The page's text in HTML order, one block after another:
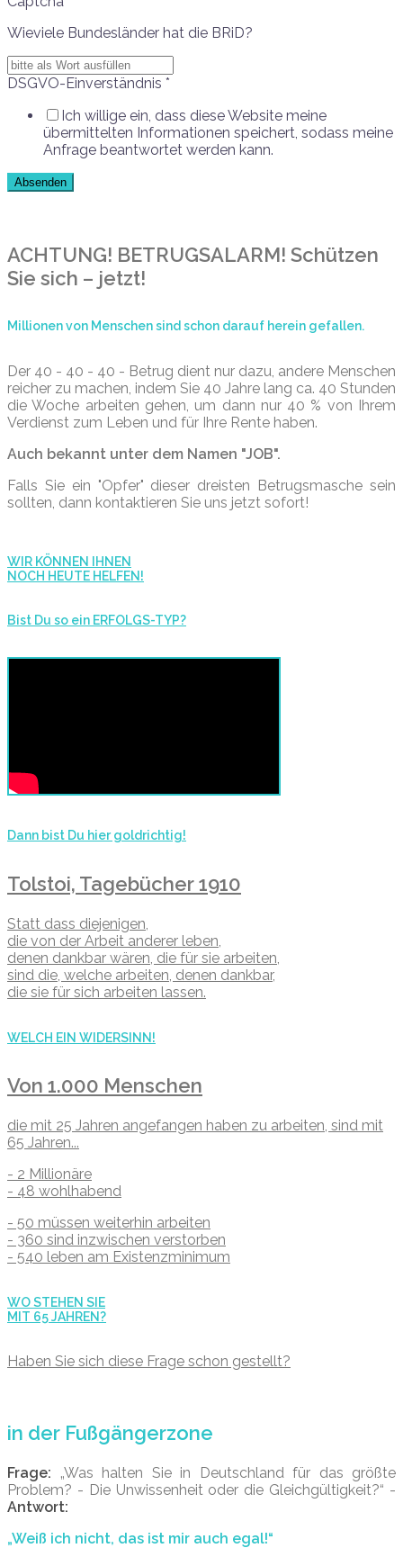
Wieviele Bundesländer hat die BRiD?
DSGVO-Einverständnis *
Ich willige ein, dass diese Website meine
übermittelten Informationen speichert, sodass meine
Anfrage beantwortet werden kann.
Absenden
ACHTUNG! BETRUGSALARM! Schützen
Sie sich – jetzt!
Millionen von Menschen sind schon darauf herein gefallen.
Der 40 - 40 - 40 - Betrug dient nur dazu, andere Menschen
reicher zu machen, indem Sie 40 Jahre lang ca. 40 Stunden
die Woche arbeiten gehen, um dann nur 40 % von Ihrem
Verdienst zum Leben und für Ihre Rente haben.
Auch bekannt unter dem Namen "JOB".
Falls Sie ein "Opfer" dieser dreisten Betrugsmasche sein
sollten, dann kontaktieren Sie uns jetzt sofort!
WIR KÖNNEN IHNEN
NOCH HEUTE HELFEN!
Bist Du so ein ERFOLGS-TYP?
Dann bist Du hier goldrichtig!
Tolstoi, Tagebücher 1910
Statt dass diejenigen,
die von der Arbeit anderer leben,
denen dankbar wären, die für sie arbeiten,
sind die, welche arbeiten, denen dankbar,
die sie für sich arbeiten lassen.
WELCH EIN WIDERSINN!
Von 1.000 Menschen
die mit 25 Jahren angefangen haben zu arbeiten, sind mit
65 Jahren...
- 2 Millionäre
- 48 wohlhabend
- 50 müssen weiterhin arbeiten
- 360 sind inzwischen verstorben
- 540 leben am Existenzminimum
WO STEHEN SIE
MIT 65 JAHREN?
Haben Sie sich diese Frage schon gestellt?
in der Fußgängerzone
Frage: „Was halten Sie in Deutschland für das größte
Problem? - Die Unwissenheit oder die Gleichgültigkeit?“ -
Antwort:
„Weiß ich nicht, das ist mir auch egal!“